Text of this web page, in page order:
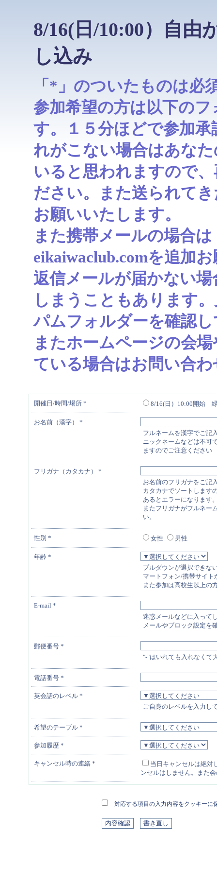
8/16(日/10:00）自由
し込み
「*」のついたものは必
参加希望の方は以下の
す。１５分ほどで参加
れがこない場合はあな
いると思われますので
ださい。また送られて
お願いいたします。
また携帯メールの場合
eikaiwaclub.comを追加
返信メールが届かない
しまうこともあります
パムフォルダーを確認
またホームページの会
ている場合はお問い合
開催日/時間/場所 * 8/16(日）10:00開始
お名前（漢字） *
フルネームを漢字でご記
ニックネームなどは不可
ますのでご注意ください
フリガナ（カタカナ） *
お名前のフリガナをご記
カタカナでソートします
あるとエラーになります
またフリガナがフルネー
い。
性別 * 女性 男性
年齢 *
プルダウンが選択できな
マートフォン/携帯サイト
また参加は高校生以上の
E-mail *
迷惑メールなどに入って
メールやブロック設定を
郵便番号 *
"-"はいれても入れなくて
電話番号 *
英会話のレベル *
ご自身のレベルを入力し
希望のテーブル *
参加履歴 *
キャンセル時の連絡 *
当日キャンセルは絶対
ンセルはしません。また
対応する項目の入力内容をクッキーに